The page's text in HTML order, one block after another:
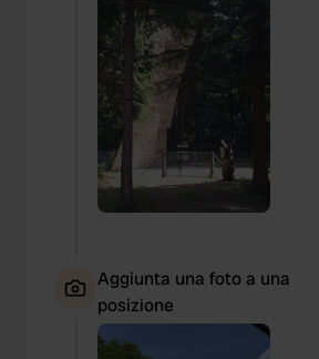
Aggiunta una foto a una
posizione